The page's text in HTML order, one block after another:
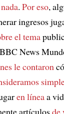
. Por eso,
ingresos
el tema
News
le contaron
en líneaa